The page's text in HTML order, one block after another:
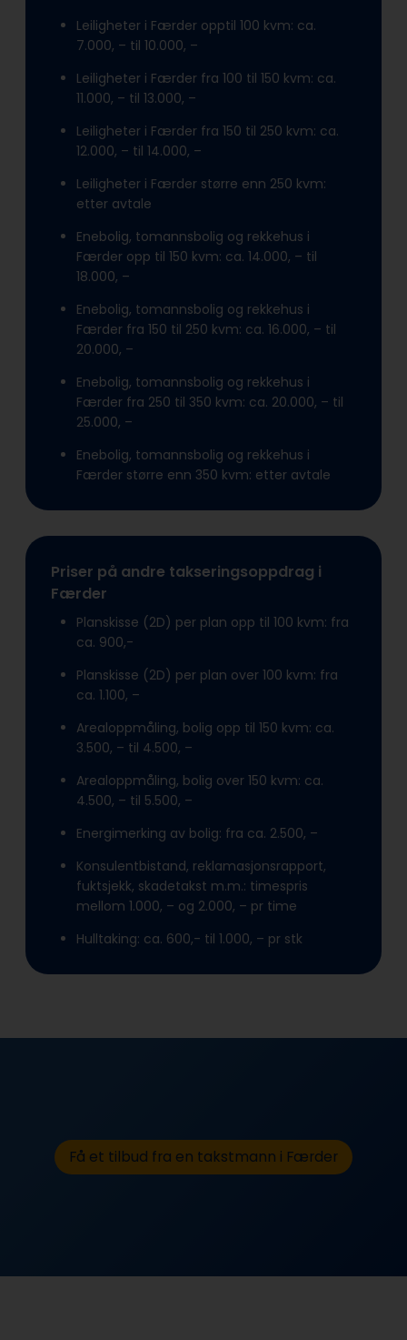
Leiligheter i Færder opptil 100 kvm: ca.
7.000, – til 10.000, –
Leiligheter i Færder fra 100 til 150 kvm: ca.
11.000, – til 13.000, –
Leiligheter i Færder fra 150 til 250 kvm: ca.
12.000, – til 14.000, –
Leiligheter i Færder større enn 250 kvm:
etter avtale
Enebolig, tomannsbolig og rekkehus i
Færder opp til 150 kvm: ca. 14.000, – til
18.000, –
Enebolig, tomannsbolig og rekkehus i
Færder fra 150 til 250 kvm: ca. 16.000, – til
20.000, –
Enebolig, tomannsbolig og rekkehus i
Færder fra 250 til 350 kvm: ca. 20.000, – til
25.000, –
Enebolig, tomannsbolig og rekkehus i
Færder større enn 350 kvm: etter avtale
Priser på andre takseringsoppdrag i
Færder
Planskisse (2D) per plan opp til 100 kvm: fra
ca. 900,-
Planskisse (2D) per plan over 100 kvm: fra
ca. 1.100, –
Arealoppmåling, bolig opp til 150 kvm: ca.
3.500, – til 4.500, –
Arealoppmåling, bolig over 150 kvm: ca.
4.500, – til 5.500, –
Energimerking av bolig: fra ca. 2.500, –
Konsulentbistand, reklamasjonsrapport,
fuktsjekk, skadetakst m.m.: timespris
mellom 1.000, – og 2.000, – pr time
Hulltaking: ca. 600,- til 1.000, – pr stk
Få et tilbud fra en takstmann i Færder